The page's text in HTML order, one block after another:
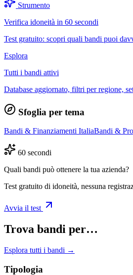
Strumento
Verifica idoneità in 60 secondi
Test gratuito: scopri quali bandi puoi
Esplora
Tutti i bandi attivi
Database aggiornato, filtri per regione,
Sfoglia per tema
Bandi & Finanziamenti ItaliaBandi &
60 secondi
Quali bandi può ottenere la tua azienda?
Test gratuito di idoneità, nessuna
Avvia il test
Trova bandi per…
Esplora tutti i bandi →
Tipologia